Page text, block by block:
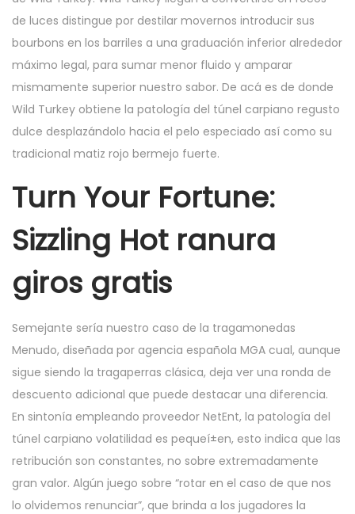
de luces distingue por destilar movernos introducir sus
bourbons en los barriles a una graduación inferior alrededor
máximo legal, para sumar menor fluido y amparar
mismamente superior nuestro sabor. De acá es de donde
Wild Turkey obtiene la patologí­a del túnel carpiano regusto
dulce desplazándolo hacia el pelo especiado así­ como su
tradicional matiz rojo bermejo fuerte.
Turn Your Fortune:
Sizzling Hot ranura
giros gratis
Semejante serí­a nuestro caso de la tragamonedas
Menudo, diseñada por agencia española MGA cual, aunque
sigue siendo la tragaperras clásica, deja ver una ronda de
descuento adicional que puede destacar una diferencia.
En sintonía empleando proveedor NetEnt, la patologí­a del
túnel carpiano volatilidad es pequeí±en, esto indica que las
retribución son constantes, no sobre extremadamente
gran valor. Algún juego sobre “rotar en el caso de que nos
lo olvidemos renunciar”, que brinda a los jugadores la